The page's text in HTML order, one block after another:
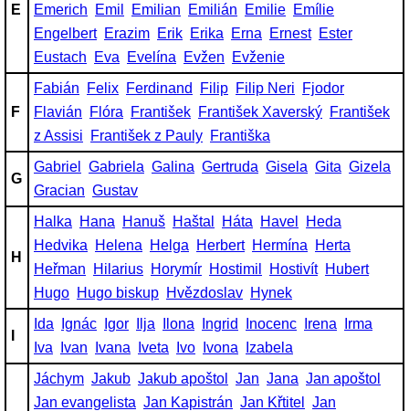
E
Emerich
Emil Emilian Emilián Emilie Emílie
Engelbert Erazim Erik Erika Erna Ernest Ester
Eustach
Eva Evelína Evžen Evženie
F
Fabián Felix Ferdinand Filip Filip Neri
Fjodor
Flavián
Flóra František František Xaverský František
z Assisi
František z Pauly Františka
G
Gabriel Gabriela Galina Gertruda Gisela Gita Gizela
Gracian Gustav
H
Halka Hana Hanuš Haštal Háta Havel
Heda
Hedvika
Helena Helga Herbert Hermína
Herta
Heřman
Hilarius Horymír Hostimil Hostivít Hubert
Hugo Hugo biskup Hvězdoslav Hynek
Ida Ignác Igor Ilja Ilona Ingrid Inocenc Irena
Irma
Iva
Ivan Ivana Iveta Ivo Ivona Izabela
Jáchym Jakub Jakub apoštol Jan Jana Jan apoštol
Jan evangelista Jan Kapistrán Jan Křtitel
Jan